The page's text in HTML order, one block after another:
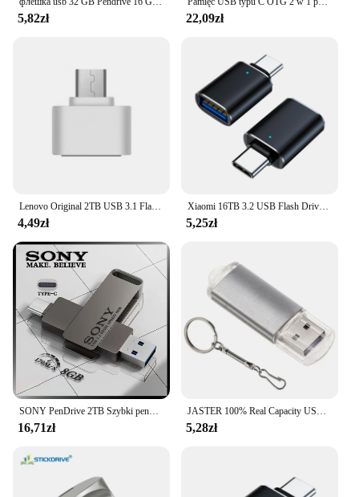
5,82zł 22,09zł
Lenovo Original 2TB USB 3.1 Flash Drive High-Speed Pen Drive 1TB Metal Waterproof Type-C USB Memory For Computer Storage Devices
4,49zł
Xiaomi 16TB 3.2 USB Flash Drive Wodoodporny, szybki transfer Type-c Interfejs 2 w 1 Uniwersalny do telefonu komórkowego i komputera
5,25zł
SONY PenDrive 2TB Szybki pendrive USB typu C 1TB Metalowy pendrive 512GB 256GB Przenośny pendrive Memoria USB do telefonu Xiaomi
16,71zł
JASTER 100% Real Capacity USB Flash Drive 128GB Free Key Chain Memory Stick 64GB Mini Metal Pen Drive 32GB 16GB Prezent biznesowy
5,28zł